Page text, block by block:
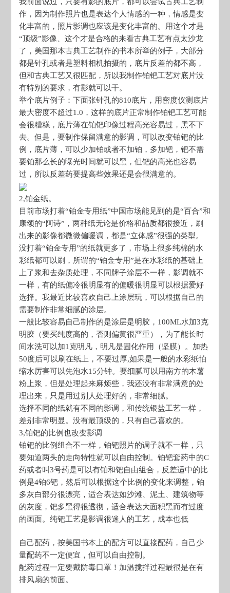
作，因为制作照片也是表达个人情感的一种，情感是变
化丰富的，照片影调也应该是变化丰富的。用这个才是
“顶级”影像、这个才是合格的来看古典工艺有点太沙龙
了，美国那本古典工艺制作的书本所举的例子，大部分
都是针孔或者是塑料相机拍摄的，底片反差的都不高，
但和古典工艺又很匹配，所以我制作铂钯工艺对底片没
有特别的要求，有影就可以干。
举个底片例子：下面张针孔的810底片，用密度仪测底片
最大密度不超过1.0，这样的底片正常制作铂钯工艺可能
会很糟糕，底片薄在铂钯印像过程高光容易过，黑不下
去。但是，要制作保留满意的影调，可以改变铂钯的比
例，底片薄，可以少加铂或者不加铂，多加钯，钯不需
要铂那么长的曝光时间就可以黑，但钯的高光也容易
过，所以反差药要提高些效果还是会很满意的。
2,铂金纸。
目前市场打着“铂金专用纸”中国市场能见到的是“百合”和
康颂的“阿诗”，两种纸无论是价格和品质都很接近，刷
出来的影像都微微偏暖调，都是“立体感”很强的类型。
没打着“铂金专用”的纸就更多了，市场上很多纯棉的水
彩纸都可以刷，所谓的“铂金专用”是在水彩纸的基础上
上了浆和去杂质处理，不同牌子涂层不一样，影调就不
一样，有的纸偏冷很明显有的偏暖很明显可以根据爱好
选择。我最近比较喜欢自己上涂层玩，可以根据自己的
需要制作非常细腻的涂层。
一般比较容易自己制作的是涂层是明胶，100ML水加3克
明胶（要买纯度高的，否则偏黄很严重），为了能长时
间水洗可以加1克明凡，明凡是固化作用（坚膜）。加热
50度后可以刷在纸上，不要过厚,如果是一般的水彩纸怕
缩水厉害可以先泡水15分钟。要细腻可以用南方的木薯
粉上浆，但是处理起来麻烦些，我还没有非常满意的处
理出来，只是用过别人处理好的，非常细腻。
选择不同的纸就有不同的影调，和传统银盐工艺一样，
差别非常明显。没有最顶级的，只有自己喜欢的。
3,铂钯的比例也改变影调
铂钯的比例组合不一样，铂钯照片的调子就不一样，只
要知道两头的走向特性就可以自由控制。铂钯套药中的C
药或者叫3号药是可以有铂和钯自由组合，反差适中的比
例是4铂6钯，然后可以根据这个比例的变化来调整，铂
多灰白部分很漂亮，适合表达如沙滩、泥土、建筑物等
的灰度，钯多黑得很透彻，适合表达大面积黑而有过度
的画面。纯钯工艺是影调很迷人的工艺，成本也低
自己配药，按美国书本上的配方可以直接配药，自己少
量配药不一定便宜，但可以自由控制。
配药过程一定要戴防毒口罩！加温搅拌过程最很是在有
排风扇的前面。